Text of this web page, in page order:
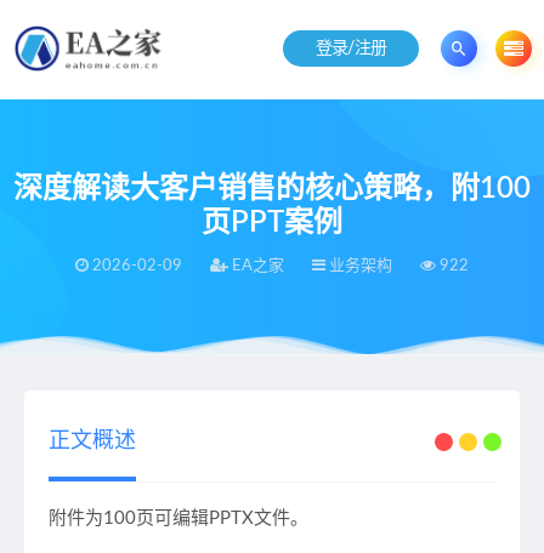
登录/注册
深度解读大客户销售的核心策略，附100
页PPT案例
2026-02-09 EA之家 业务架构 922
当前位置： 深度解读大客户销售的核心策略，附100页PPT案例
正文概述
附件为100页可编辑PPTX文件。